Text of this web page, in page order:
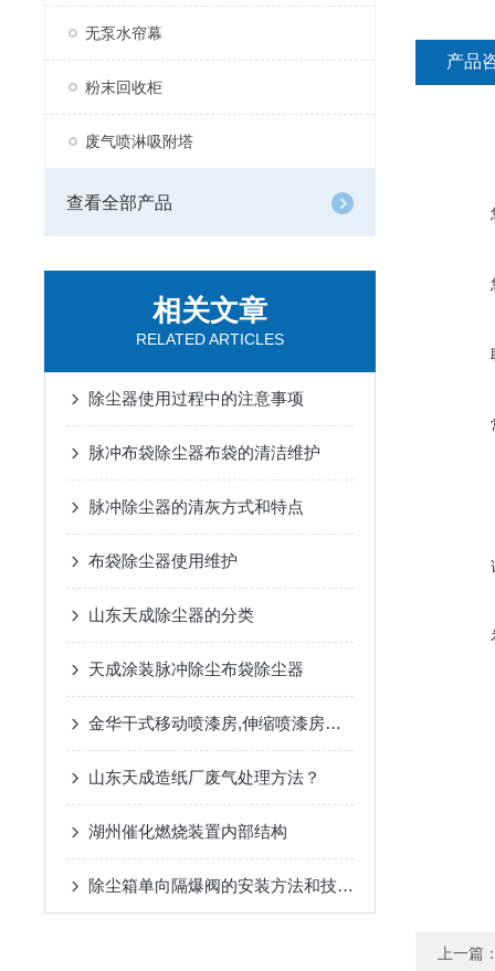
无泵水帘幕
粉末回收柜
废气喷淋吸附塔
查看全部产品
相关文章
RELATED ARTICLES
除尘器使用过程中的注意事项
脉冲布袋除尘器布袋的清洁维护
脉冲除尘器的清灰方式和特点
布袋除尘器使用维护
山东天成除尘器的分类
天成涂装脉冲除尘布袋除尘器
金华干式移动喷漆房,伸缩喷漆房生产厂家
山东天成造纸厂废气处理方法？
湖州催化燃烧装置内部结构
除尘箱单向隔爆阀的安装方法和技术简介
产品
上一篇